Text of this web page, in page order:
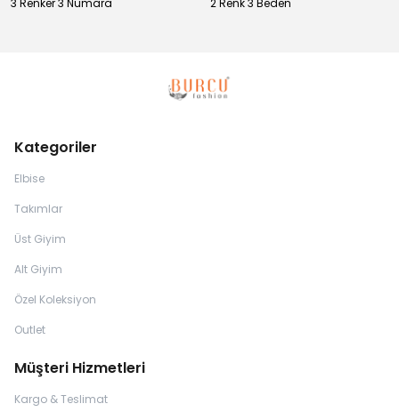
3 Renker 3 Numara 2 Renk 3 Beden
Kategoriler
Elbise
Takımlar
Üst Giyim
Alt Giyim
Özel Koleksiyon
Outlet
Müşteri Hizmetleri
Kargo & Teslimat